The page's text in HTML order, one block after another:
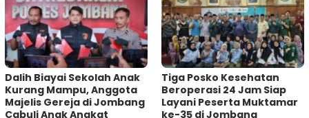
Dalih Biayai Sekolah Anak
Kurang Mampu, Anggota
Majelis Gereja di Jombang
Cabuli Anak Angkat
Tiga Posko Kesehatan
Beroperasi 24 Jam Siap
Layani Peserta Muktamar
ke-35 di Jombang